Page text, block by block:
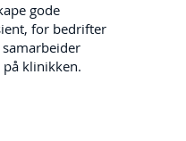
gode
for bedrifter
klinikken.